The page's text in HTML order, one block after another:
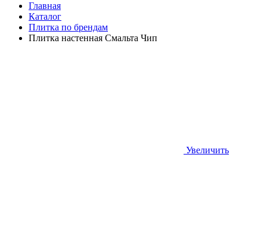
Главная
Каталог
Плитка по брендам
Плитка настенная Смальта Чип
Увеличить